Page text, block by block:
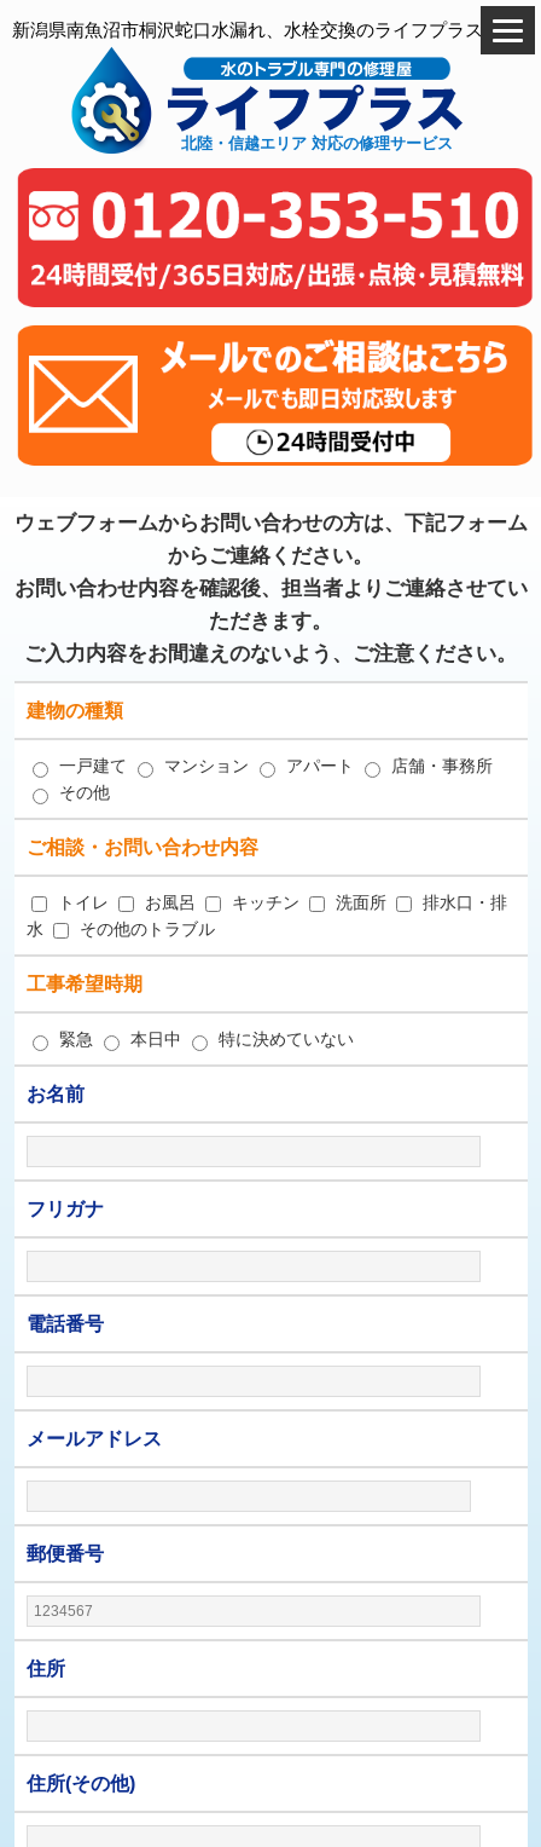
新潟県南魚沼市桐沢蛇口水漏れ、水栓交換のライフプラス
北陸・信越エリア 対応の修理サービス
ウェブフォームからお問い合わせの方は、下記フォーム
からご連絡ください。
お問い合わせ内容を確認後、担当者よりご連絡させてい
ただきます。
ご入力内容をお間違えのないよう、ご注意ください。
建物の種類
一戸建て マンション アパート
店舗・事務所
その他
ご相談・お問い合わせ内容
トイレ お風呂 キッチン 洗面所
排水口・排
水
その他のトラブル
工事希望時期
緊急 本日中 特に決めていない
お名前
フリガナ
電話番号
メールアドレス
郵便番号
住所
住所(その他)